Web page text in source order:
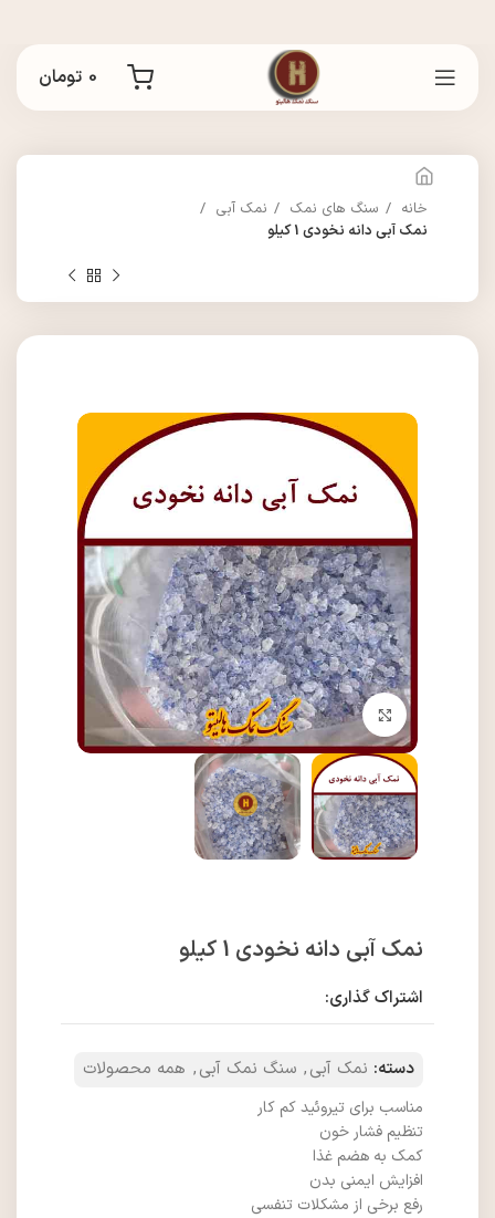
تومان
خانه سنگ های نمک
نمک آبی
نمک آبی دانه نخودی 1 کیلو
برای بزرگنمایی کلیک کنید
نمک آبی دانه نخودی 1 کیلو
اشتراک گذاری:
دسته: نمک آبی, سنگ نمک آبی, همه محصولات
مناسب برای تیروئید کم کار
تنظیم فشار خون
کمک به هضم غذا
افزایش ایمنی بدن
رفع برخی از مشکلات تنفسی